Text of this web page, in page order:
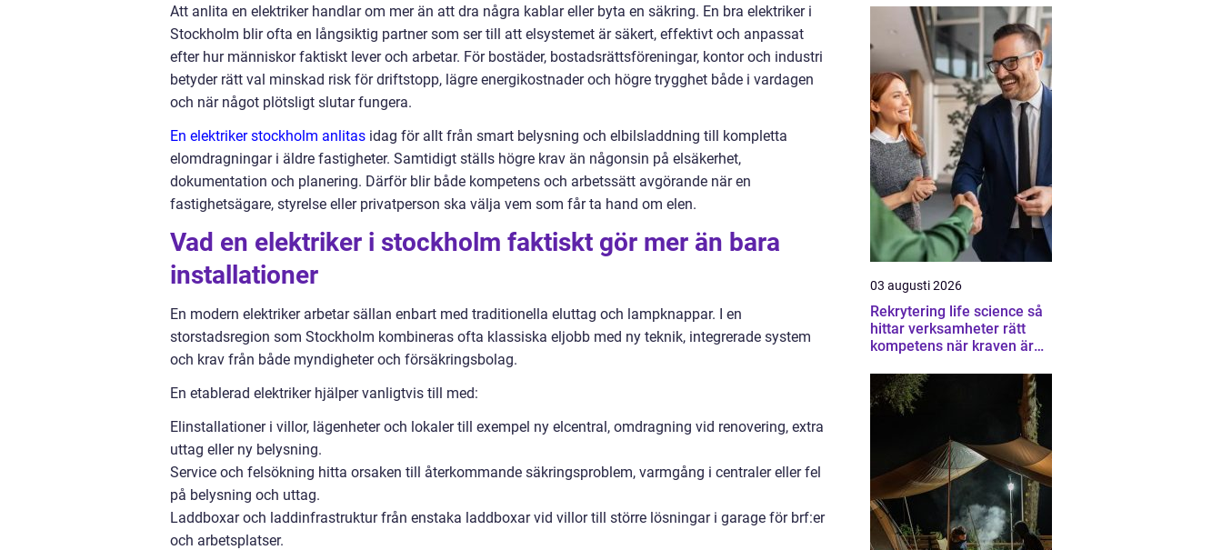
Att anlita en elektriker handlar om mer än att dra några kablar eller byta en säkring. En bra elektriker i
Stockholm blir ofta en långsiktig partner som ser till att elsystemet är säkert, effektivt och anpassat
efter hur människor faktiskt lever och arbetar. För bostäder, bostadsrättsföreningar, kontor och industri
betyder rätt val minskad risk för driftstopp, lägre energikostnader och högre trygghet både i vardagen
och när något plötsligt slutar fungera.
En elektriker stockholm anlitas idag för allt från smart belysning och elbilsladdning till kompletta
elomdragningar i äldre fastigheter. Samtidigt ställs högre krav än någonsin på elsäkerhet,
dokumentation och planering. Därför blir både kompetens och arbetssätt avgörande när en
fastighetsägare, styrelse eller privatperson ska välja vem som får ta hand om elen.
Vad en elektriker i stockholm faktiskt gör mer än bara
installationer
En modern elektriker arbetar sällan enbart med traditionella eluttag och lampknappar. I en
storstadsregion som Stockholm kombineras ofta klassiska eljobb med ny teknik, integrerade system
och krav från både myndigheter och försäkringsbolag.
En etablerad elektriker hjälper vanligtvis till med:
Elinstallationer i villor, lägenheter och lokaler till exempel ny elcentral, omdragning vid renovering, extra
uttag eller ny belysning.
Service och felsökning hitta orsaken till återkommande säkringsproblem, varmgång i centraler eller fel
på belysning och uttag.
Laddboxar och laddinfrastruktur från enstaka laddboxar vid villor till större lösningar i garage för brf:er
och arbetsplatser.
03 augusti 2026
Rekrytering life science så
hittar verksamheter rätt
kompetens när kraven är